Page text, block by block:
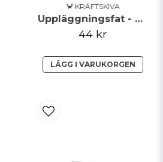
🦀 KRÄFTSKIVA
Uppläggningsfat - Kräftskiva
44 kr
LÄGG I VARUKORGEN